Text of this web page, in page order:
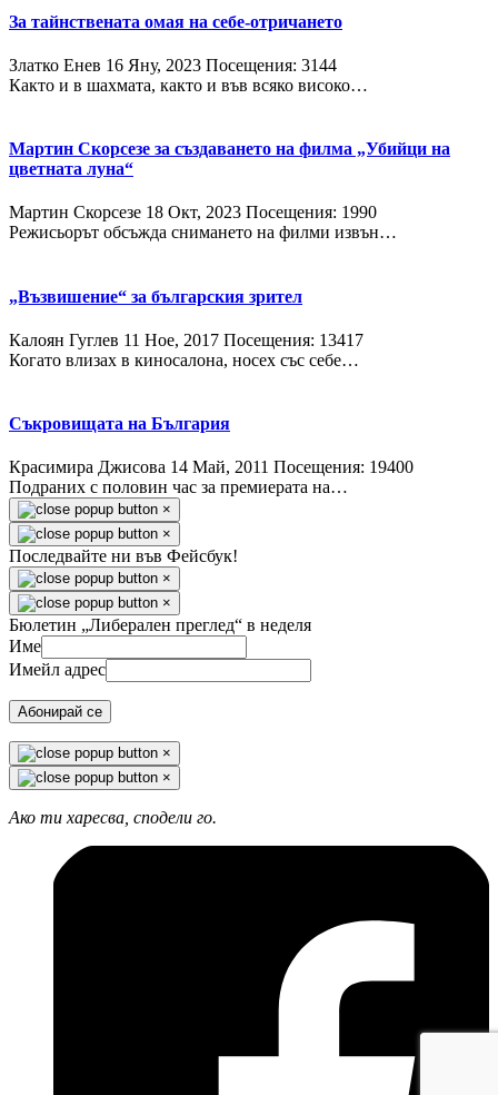
За тайнствената омая на себе-отричането
Златко Енев 16 Яну, 2023 Посещения: 3144
Както и в шахмата, както и във всяко високо…
Мартин Скорсезе за създаването на филма „Убийци на
цветната луна“
Мартин Скорсезе 18 Окт, 2023 Посещения: 1990
Режисьорът обсъжда снимането на филми извън…
„Възвишение“ за българския зрител
Калоян Гуглев 11 Ное, 2017 Посещения: 13417
Когато влизах в киносалона, носех със себе…
Съкровищата на България
Красимира Джисова 14 Май, 2011 Посещения: 19400
Подраних с половин час за премиерата на…
×
×
Последвайте ни във Фейсбук!
×
×
Бюлетин „Либерален преглед“ в неделя
Име
Имейл адрес
Абонирай се
×
×
Ако ти харесва, сподели го.